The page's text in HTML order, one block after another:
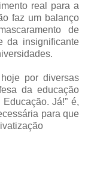
real para a
faz um balanço
de
da insignificante
por diversas
da educação
Já!” é,
para que